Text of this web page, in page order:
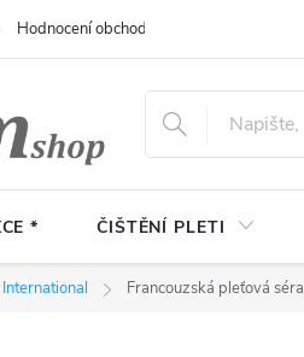
Hodnocení obchodu
* ČIŠTĚNÍ PLETI
Francouzská pleťová séra